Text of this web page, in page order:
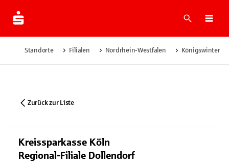
Suche
Standorte Filialen Nordrhein-Westfalen Königswinter
Zurück zur Liste
Kreissparkasse Köln
Regional-Filiale Dollendorf